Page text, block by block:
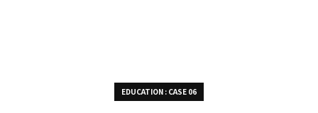
EDUCATION : CASE 06